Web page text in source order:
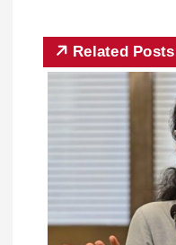
Related Posts